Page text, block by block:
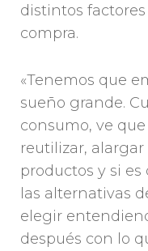
distintos
compra.
«Tenemos que
sueño grande.
consumo, ve
reutilizar,
productos y si
las alternativas
elegir
después con lo